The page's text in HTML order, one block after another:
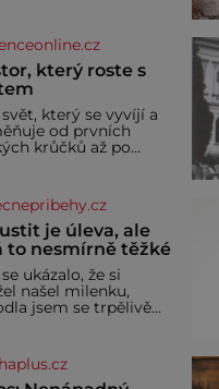
zpřístupní
devět dalších
v jižní a střední
a u
který roste s
který se vyvíjí a
od prvních
krůčků až po
kreativitu,
i odpočinek a
na každou etapu
a specifické potřeby
Pro nejmenší je
jednoduchost,
a bezpečí, proto
miminka měl
je úleva, ale
to nesmírně těžké
ukázalo, že si
našel milenku,
jsem se trpělivě
Možná je to jedna z
věcí na světě. Ale